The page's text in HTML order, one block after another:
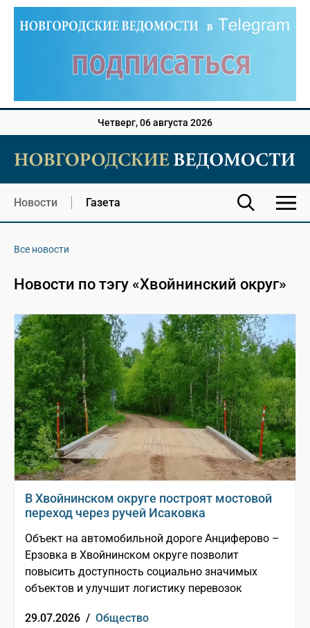
Четверг, 06 августа 2026
Новости Газета
Все новости
Новости по тэгу «Хвойнинский округ»
В Хвойнинском округе построят мостовой
переход через ручей Исаковка
Объект на автомобильной дороге Анциферово –
Ерзовка в Хвойнинском округе позволит
повысить доступность социально значимых
объектов и улучшит логистику перевозок
29.07.2026 / Общество